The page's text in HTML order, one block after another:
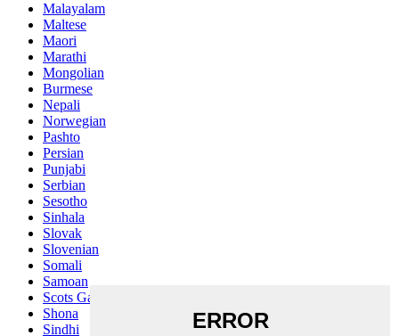
Malayalam
Maltese
Maori
Marathi
Mongolian
Burmese
Nepali
Norwegian
Pashto
Persian
Punjabi
Serbian
Sesotho
Sinhala
Slovak
Slovenian
Somali
Samoan
Scots Gaelic
Shona
Sindhi